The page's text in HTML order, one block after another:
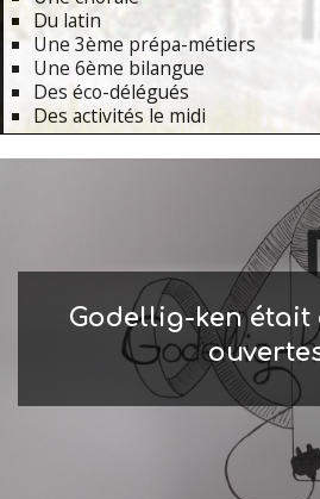
Du latin
Une 3ème prépa-métiers
Une 6ème bilangue
Des éco-délégués
Des activités le midi
Godellig-ken était